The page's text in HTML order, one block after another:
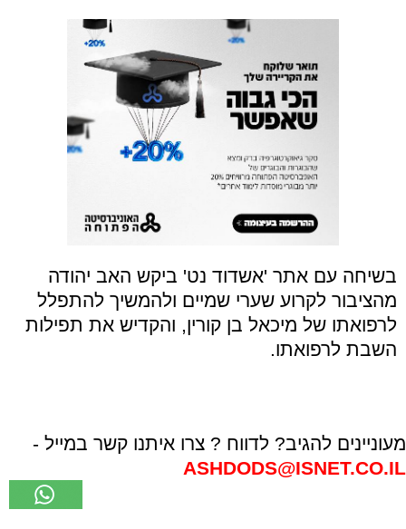
בשיחה עם אתר 'אשדוד נט' ביקש האב יהודה
מהציבור לקרוע שערי שמיים ולהמשיך להתפלל
לרפואתו של מיכאל בן קורין, והקדיש את תפילות
השבת לרפואתו.
מעוניינים להגיב? לדווח ? צרו איתנו קשר במייל -
ASHDODS@ISNET.CO.IL